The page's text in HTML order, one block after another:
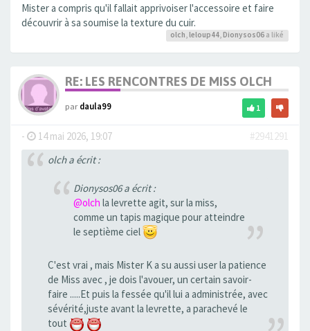
Mister a compris qu'il fallait apprivoiser l'accessoire et faire
découvrir à sa soumise la texture du cuir.
olch, leloup44, Dionysos06 a liké
RE: LES RENCONTRES DE MISS OLCH
pardaula99 1
- 14 mai 2026, 19:07
#2941291
olch a écrit :
Dionysos06 a écrit :
@olch la levrette agit, sur la miss,
comme un tapis magique pour atteindre
le septième ciel
C'est vrai , mais Mister K a su aussi user la patience
de Miss avec , je dois l'avouer, un certain savoir-
faire .....Et puis la fessée qu'il lui a administrée, avec
sévérité,juste avant la levrette, a parachevé le
tout